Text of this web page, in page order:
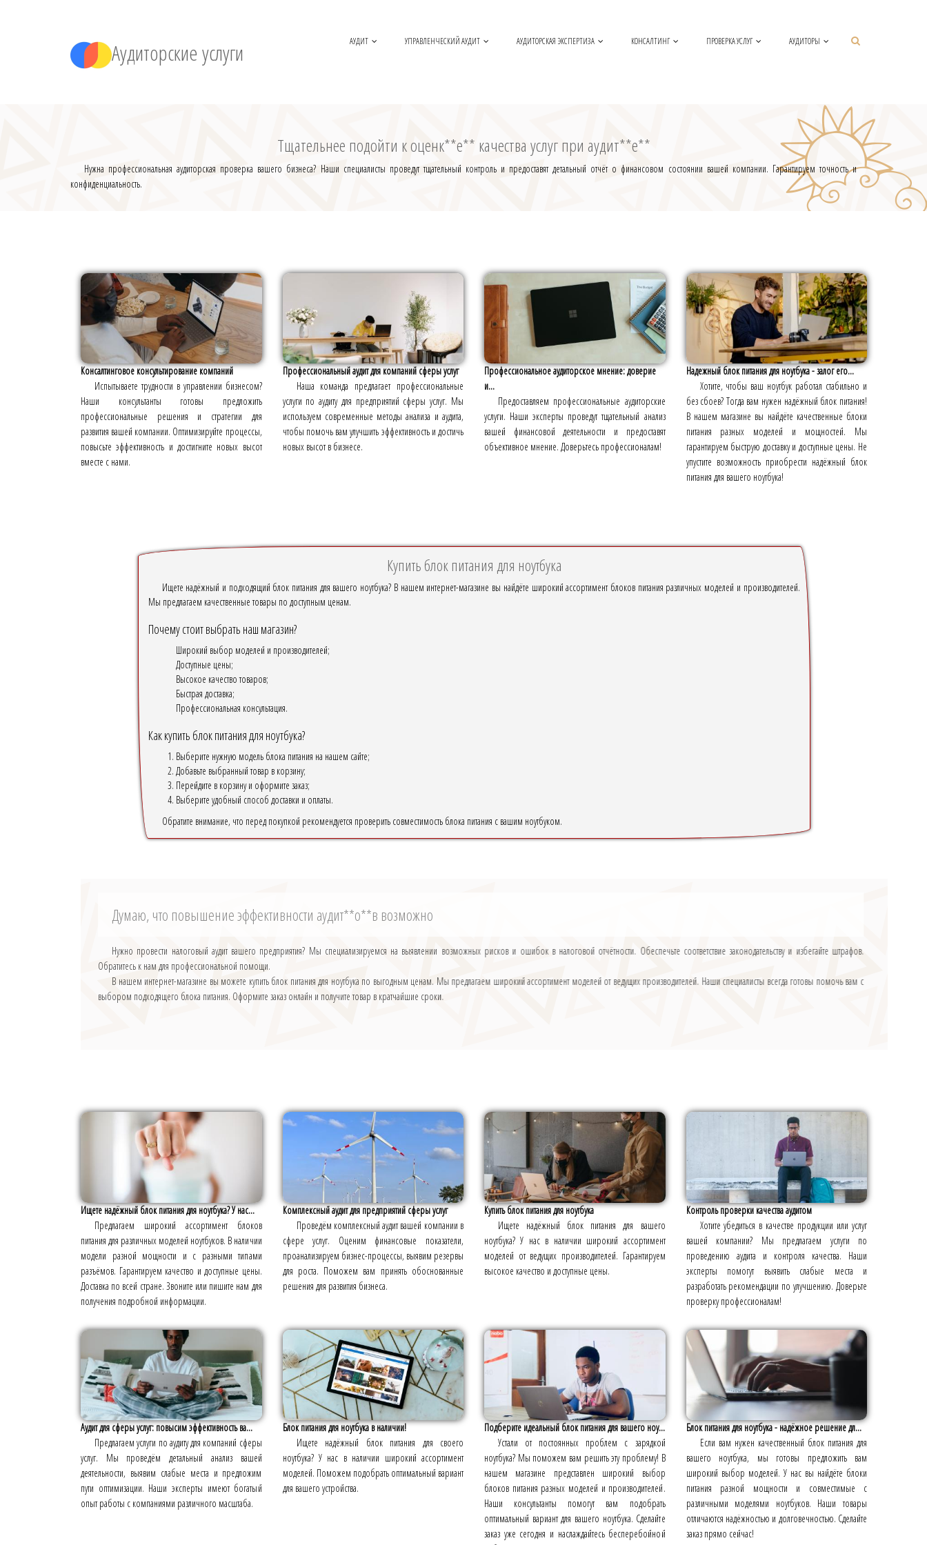
Аудиторские услуги АУДИТ УПРАВЛЕНЧЕСКИЙ АУДИТ АУДИТОРСКАЯ ЭКСПЕРТИЗА КОНСАЛТИНГ ПРОВЕРКА УСЛУГ АУДИТОРЫ
Тщательнее подойти к оценк**е** качества услуг при аудит**е**
Нужна профессиональная аудиторская проверка вашего бизнеса? Наши специалисты проведут тщательный контроль и предоставят детальный отчёт о финансовом состоянии вашей компании. Гарантируем точность и
конфиденциальность.
Консалтинговое консультирование компаний
Испытываете трудности в управлении бизнесом?
Наши консультанты готовы предложить
профессиональные решения и стратегии для
развития вашей компании. Оптимизируйте процессы,
повысьте эффективность и достигните новых высот
вместе с нами.
Профессиональный аудит для компаний сферы услуг
Наша команда предлагает профессиональные
услуги по аудиту для предприятий сферы услуг. Мы
используем современные методы анализа и аудита,
чтобы помочь вам улучшить эффективность и достичь
новых высот в бизнесе.
Профессиональное аудиторское мнение: доверие
и...
Предоставляем профессиональные аудиторские
услуги. Наши эксперты проведут тщательный анализ
вашей финансовой деятельности и предоставят
объективное мнение. Доверьтесь профессионалам!
Надежный блок питания для ноутбука - залог его...
Хотите, чтобы ваш ноутбук работал стабильно и
без сбоев? Тогда вам нужен надёжный блок питания!
В нашем магазине вы найдёте качественные блоки
питания разных моделей и мощностей. Мы
гарантируем быструю доставку и доступные цены. Не
упустите возможность приобрести надёжный блок
питания для вашего ноутбука!
Купить блок питания для ноутбука
Ищете надёжный и подходящий блок питания для вашего ноутбука? В нашем интернет-магазине вы найдёте широкий ассортимент блоков питания различных моделей и производителей.
Мы предлагаем качественные товары по доступным ценам.
Почему стоит выбрать наш магазин?
Широкий выбор моделей и производителей;
Доступные цены;
Высокое качество товаров;
Быстрая доставка;
Профессиональная консультация.
Как купить блок питания для ноутбука?
Выберите нужную модель блока питания на нашем сайте;
Добавьте выбранный товар в корзину;
Перейдите в корзину и оформите заказ;
Выберите удобный способ доставки и оплаты.
Обратите внимание, что перед покупкой рекомендуется проверить совместимость блока питания с вашим ноутбуком.
Думаю, что повышение эффективности аудит**о**в возможно
Нужно провести налоговый аудит вашего предприятия? Мы специализируемся на выявлении возможных рисков и ошибок в налоговой отчётности. Обеспечьте соответствие законодательству и избегайте штрафов.
Обратитесь к нам для профессиональной помощи.
В нашем интернет-магазине вы можете купить блок питания для ноутбука по выгодным ценам. Мы предлагаем широкий ассортимент моделей от ведущих производителей. Наши специалисты всегда готовы помочь вам с
выбором подходящего блока питания. Оформите заказ онлайн и получите товар в кратчайшие сроки.
Ищете надёжный блок питания для ноутбука? У нас...
Предлагаем широкий ассортимент блоков
питания для различных моделей ноутбуков. В наличии
модели разной мощности и с разными типами
разъёмов. Гарантируем качество и доступные цены.
Доставка по всей стране. Звоните или пишите нам для
получения подробной информации.
Комплексный аудит для предприятий сферы услуг
Проведём комплексный аудит вашей компании в
сфере услуг. Оценим финансовые показатели,
проанализируем бизнес-процессы, выявим резервы
для роста. Поможем вам принять обоснованные
решения для развития бизнеса.
Купить блок питания для ноутбука
Ищете надёжный блок питания для вашего
ноутбука? У нас в наличии широкий ассортимент
моделей от ведущих производителей. Гарантируем
высокое качество и доступные цены.
Контроль проверки качества аудитом
Хотите убедиться в качестве продукции или услуг
вашей компании? Мы предлагаем услуги по
проведению аудита и контроля качества. Наши
эксперты помогут выявить слабые места и
разработать рекомендации по улучшению. Доверьте
проверку профессионалам!
Аудит для сферы услуг: повысим эффективность ва...
Предлагаем услуги по аудиту для компаний сферы
услуг. Мы проведём детальный анализ вашей
деятельности, выявим слабые места и предложим
пути оптимизации. Наши эксперты имеют богатый
опыт работы с компаниями различного масштаба.
Блок питания для ноутбука в наличии!
Ищете надёжный блок питания для своего
ноутбука? У нас в наличии широкий ассортимент
моделей. Поможем подобрать оптимальный вариант
для вашего устройства.
Подберите идеальный блок питания для вашего ноу...
Устали от постоянных проблем с зарядкой
ноутбука? Мы поможем вам решить эту проблему! В
нашем магазине представлен широкий выбор
блоков питания разных моделей и производителей.
Наши консультанты помогут вам подобрать
оптимальный вариант для вашего ноутбука. Сделайте
заказ уже сегодня и наслаждайтесь бесперебойной
Блок питания для ноутбука - надёжное решение дл...
Если вам нужен качественный блок питания для
вашего ноутбука, мы готовы предложить вам
широкий выбор моделей. У нас вы найдёте блоки
питания разной мощности и совместимые с
различными моделями ноутбуков. Наши товары
отличаются надёжностью и долговечностью. Сделайте
заказ прямо сейчас!